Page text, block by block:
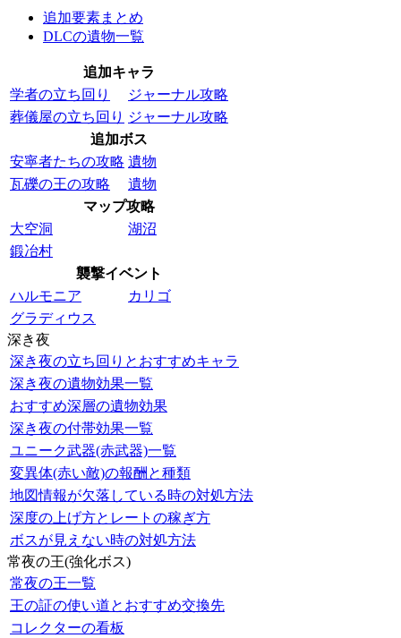
追加要素まとめ
DLCの遺物一覧
追加キャラ
学者の立ち回り
ジャーナル攻略
葬儀屋の立ち回り ジャーナル攻略
追加ボス
安寧者たちの攻略 遺物
瓦礫の王の攻略
遺物
マップ攻略
大空洞
湖沼
鍛冶村
襲撃イベント
ハルモニア
カリゴ
グラディウス
深き夜
深き夜の立ち回りとおすすめキャラ
深き夜の遺物効果一覧
おすすめ深層の遺物効果
深き夜の付帯効果一覧
ユニーク武器(赤武器)一覧
変異体(赤い敵)の報酬と種類
地図情報が欠落している時の対処方法
深度の上げ方とレートの稼ぎ方
ボスが見えない時の対処方法
常夜の王(強化ボス)
常夜の王一覧
王の証の使い道とおすすめ交換先
コレクターの看板